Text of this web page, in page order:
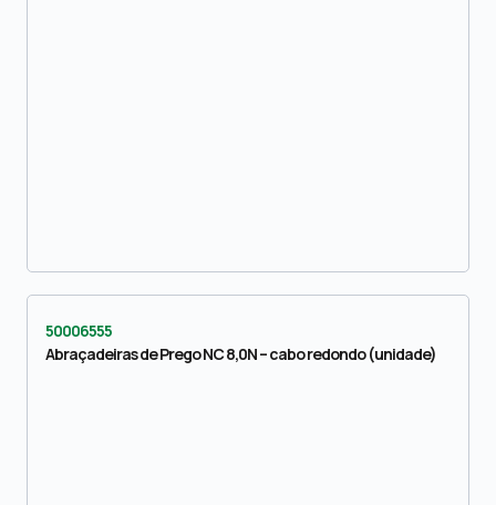
50006555
Abraçadeiras de Prego NC 8,0N – cabo redondo (unidade)